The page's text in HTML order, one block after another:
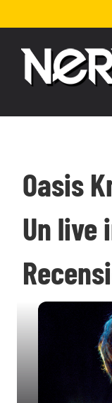
al
Oasis
Un live